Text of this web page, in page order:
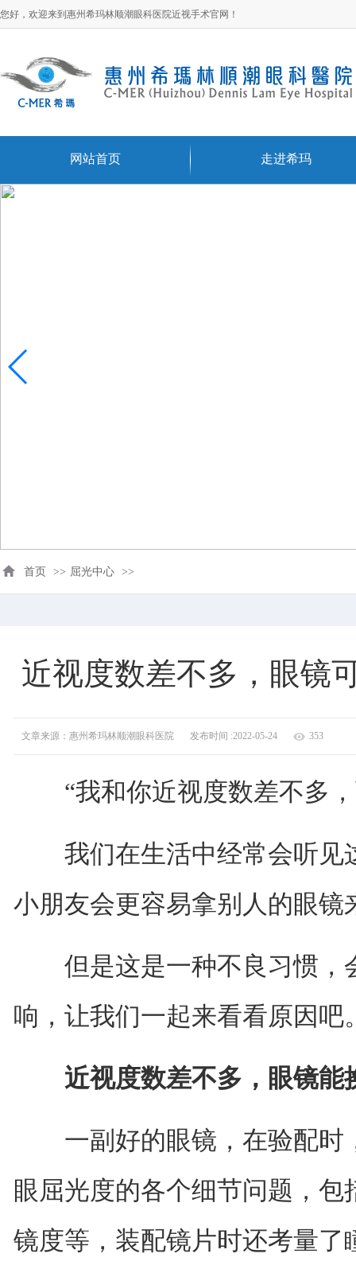
您好，欢迎来到惠州希玛林顺潮眼科医院近视手术官网！
网站首页 走进希玛
首页 >> 屈光中心 >>
近视度数差不多，眼镜
文章来源：惠州希玛林顺潮眼科医院 发布时间 :2022-05-24 353
“我和你近视度数差不多，
我们在生活中经常会听见
小朋友会更容易拿别人的眼镜
但是这是一种不良习惯，
响，让我们一起来看看原因吧
近视度数差不多，眼镜能
一副好的眼镜，在验配时
眼屈光度的各个细节问题，
镜度等，装配镜片时还考量